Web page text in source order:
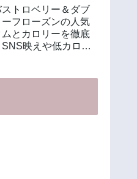
ストロベリー＆ダブ
ーフローズンの人気
ムとカロリーを徹底
映えや低カロリ